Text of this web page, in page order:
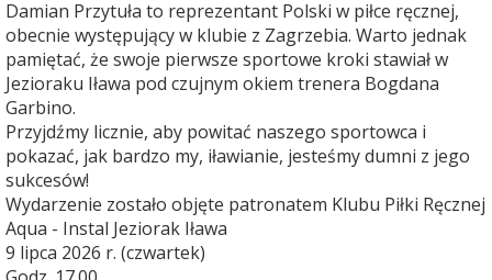
Damian Przytuła to reprezentant Polski w piłce ręcznej,
obecnie występujący w klubie z Zagrzebia. Warto jednak
pamiętać, że swoje pierwsze sportowe kroki stawiał w
Jezioraku Iława pod czujnym okiem trenera Bogdana
Garbino.
Przyjdźmy licznie, aby powitać naszego sportowca i
pokazać, jak bardzo my, iławianie, jesteśmy dumni z jego
sukcesów!
Wydarzenie zostało objęte patronatem Klubu Piłki Ręcznej
Aqua - Instal Jeziorak Iława
9 lipca 2026 r. (czwartek)